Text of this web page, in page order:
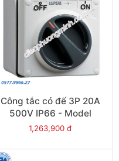
Công tắc có đế 3P 20A
500V IP66 - Model
S56SW320GY
1,263,900 đ